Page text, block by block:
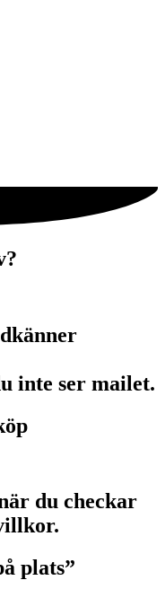
inte ser mailet.
du checkar
plats”